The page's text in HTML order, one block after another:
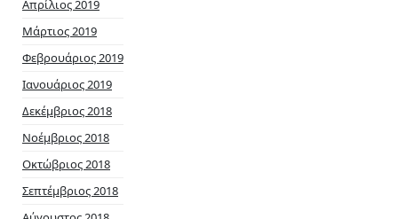
Απρίλιος 2019
Μάρτιος 2019
Φεβρουάριος 2019
Ιανουάριος 2019
Δεκέμβριος 2018
Νοέμβριος 2018
Οκτώβριος 2018
Σεπτέμβριος 2018